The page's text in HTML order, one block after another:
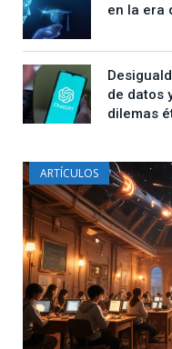
en la era
de datos
dilemas
ARTÍCULOS